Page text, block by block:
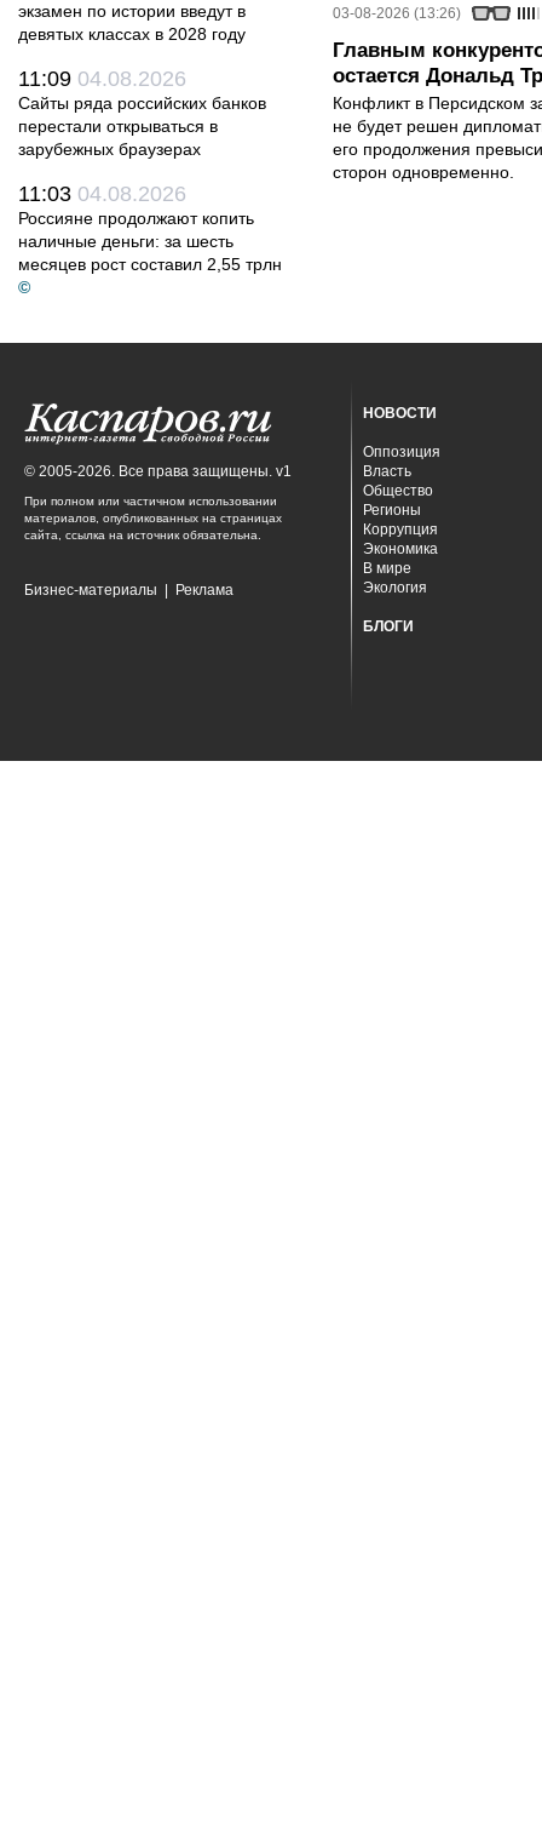
экзамен по истории введут в
девятых классах в 2028 году
11:09 04.08.2026
Сайты ряда российских банков
перестали открываться в
зарубежных браузерах
11:03 04.08.2026
Россияне продолжают копить
наличные деньги: за шесть
месяцев рост составил 2,55 трлн
©
03-08-2026 (13:26)
Главным
остается Дональд
Конфликт в Персидском
не будет решен
его продолжения
сторон одновременно.
© 2005-2026. Все права защищены. v1
При полном или частичном использовании
материалов, опубликованных на страницах
сайта, ссылка на источник обязательна.
Бизнес-материалы Реклама
НОВОСТИ
Оппозиция
Власть
Общество
Регионы
Коррупция
Экономика
В мире
Экология
БЛОГИ